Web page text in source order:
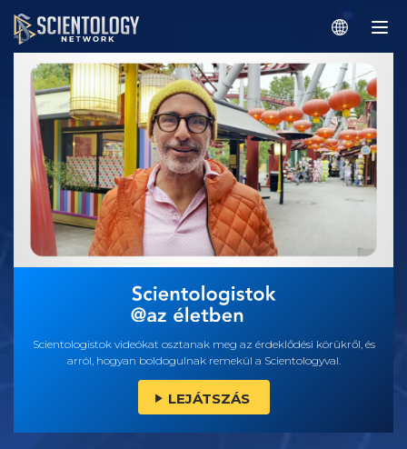
Scientologistok videókat osztanak meg az érdeklődési körükről, és
arról, hogyan boldogulnak remekül a Scientologyval.
LEJÁTSZÁS